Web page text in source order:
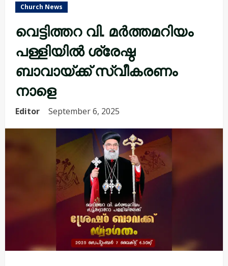
Church News
വെട്ടിത്തറ വി. മർത്തമറിയം
പള്ളിയിൽ ശ്രേഷ്ഠ
ബാവായ്ക്ക് സ്വീകരണം
നാളെ
Editor September 6, 2025